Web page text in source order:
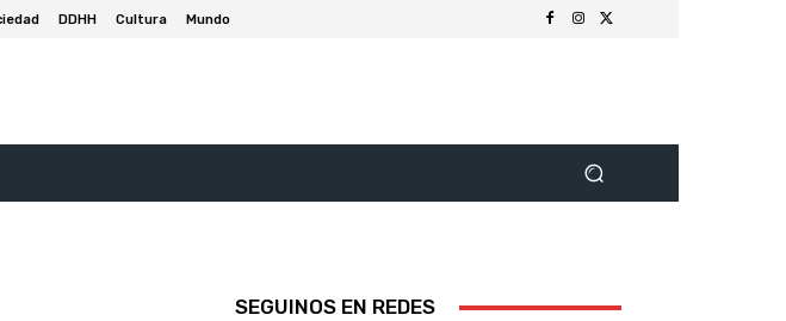
DDHH Cultura Mundo
SEGUINOS EN REDES